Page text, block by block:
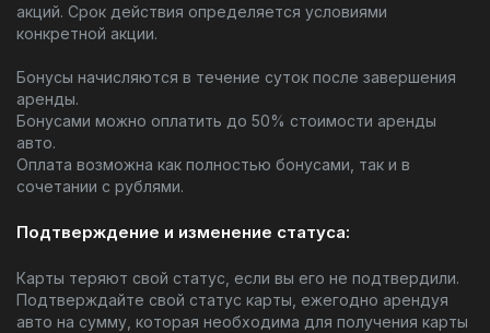
акций. Срок действия определяется условиями
конкретной акции.
Бонусы начисляются в течение суток после завершения
аренды.
Бонусами можно оплатить до 50% стоимости аренды
авто.
Оплата возможна как полностью бонусами, так и в
сочетании с рублями.
Подтверждение и изменение статуса:
Карты теряют свой статус, если вы его не подтвердили.
Подтверждайте свой статус карты, ежегодно арендуя
авто на сумму, которая необходима для получения карты